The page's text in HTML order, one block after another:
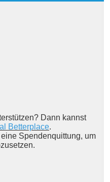
Dann kannst
Betterplace.
Spendenquittung, um